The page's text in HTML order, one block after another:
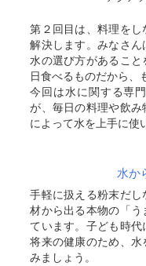
第２回目は、料理を
解決します。みなさ
水の選び方があるこ
日食べるものだから
今回は水に関する専
が、毎日の料理や飲
によって水を上手に使
水か
手軽に扱える粉末だ
材から出る本物の「
ています。子ども時
将来の健康のため、
みましょう。